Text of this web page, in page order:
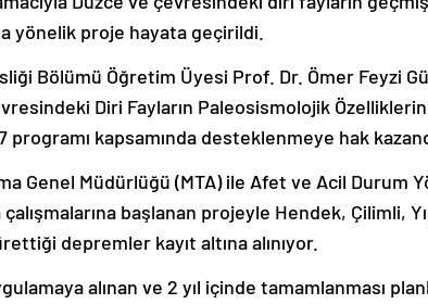
yönelik proje hayata geçirildi.
Bölümü Öğretim Üyesi Prof. Dr. Ömer Feyzi
Diri Fayların Paleosismolojik
programı kapsamında desteklenmeye hak
Genel Müdürlüğü (MTA) ile Afet ve Acil Durum
çalışmalarına başlanan projeyle Hendek, Çilimli,
depremler kayıt altına alınıyor.
alınan ve 2 yıl içinde tamamlanması